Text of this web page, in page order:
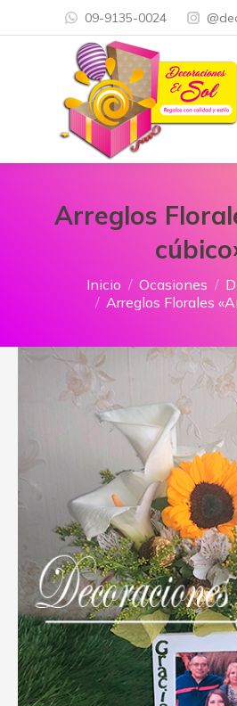
09-9135-0024
Arreglos
Estás aquí:Inicio Ocasiones
Arreglos Florales